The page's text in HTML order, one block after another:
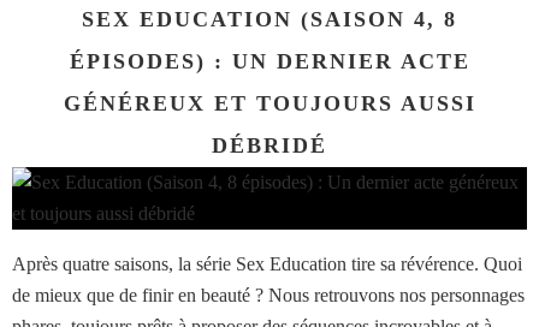
SEX EDUCATION (SAISON 4, 8
ÉPISODES) : UN DERNIER ACTE
GÉNÉREUX ET TOUJOURS AUSSI
DÉBRIDÉ
Après quatre saisons, la série Sex Education tire sa révérence. Quoi
de mieux que de finir en beauté ? Nous retrouvons nos personnages